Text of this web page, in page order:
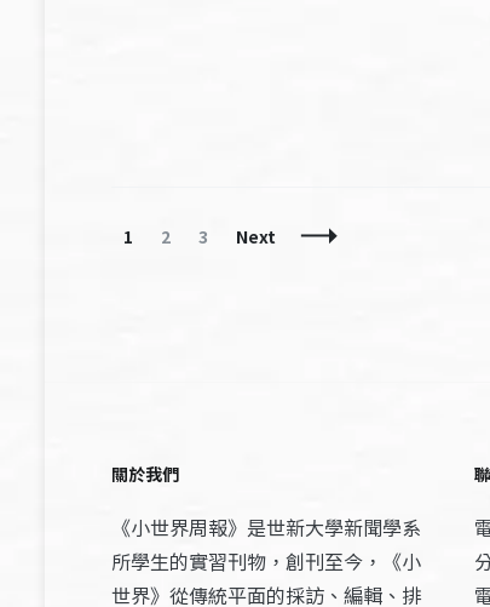
Posts
Page
1 Page
2 Page
3 Next
關於我們
《小世界周報》是世新大學新聞學系
所學生的實習刊物，創刊至今，《小
世界》從傳統平面的採訪、編輯、排